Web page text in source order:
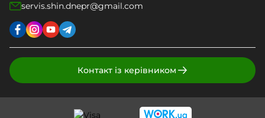
servis.shin.dnepr@gmail.com
Контакт із керівником